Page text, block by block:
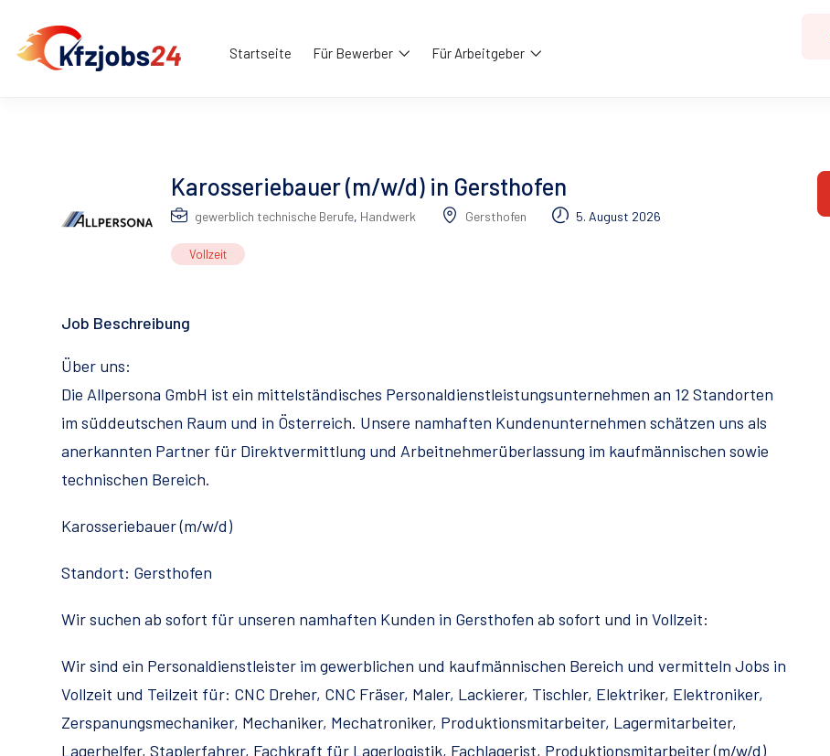
Startseite Für Bewerber Für Arbeitgeber
Karosseriebauer (m/w/d) in Gersthofen
gewerblich technische Berufe, Handwerk Gersthofen 5. August 2026
Vollzeit
Job Beschreibung
Über uns:
Die Allpersona GmbH ist ein mittelständisches Personaldienstleistungsunternehmen an 12 Standorten
im süddeutschen Raum und in Österreich. Unsere namhaften Kundenunternehmen schätzen uns als
anerkannten Partner für Direktvermittlung und Arbeitnehmerüberlassung im kaufmännischen sowie
technischen Bereich.
Karosseriebauer (m/w/d)
Standort: Gersthofen
Wir suchen ab sofort für unseren namhaften Kunden in Gersthofen ab sofort und in Vollzeit:
Wir sind ein Personaldienstleister im gewerblichen und kaufmännischen Bereich und vermitteln Jobs in
Vollzeit und Teilzeit für: CNC Dreher, CNC Fräser, Maler, Lackierer, Tischler, Elektriker, Elektroniker,
Zerspanungsmechaniker, Mechaniker, Mechatroniker, Produktionsmitarbeiter, Lagermitarbeiter,
Lagerhelfer, Staplerfahrer, Fachkraft für Lagerlogistik, Fachlagerist, Produktionsmitarbeiter (m/w/d)